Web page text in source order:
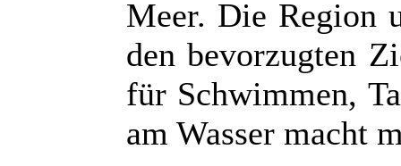
Meer. Die Region
den bevorzugten
für Schwimmen,
am Wasser macht